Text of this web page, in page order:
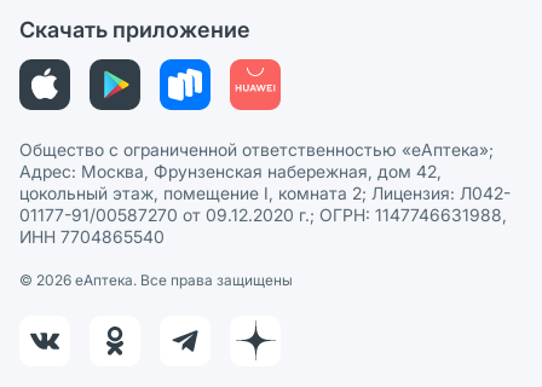
Политика в отношении обработки персональных данных
Скачать приложение
Общество с ограниченной ответственностью «еАптека»;
Адрес: Москва, Фрунзенская набережная, дом 42,
цокольный этаж, помещение I, комната 2; Лицензия: Л042-
01177-91/00587270 от 09.12.2020 г.; ОГРН: 1147746631988,
ИНН 7704865540
© 2026 eАптека. Все права защищены